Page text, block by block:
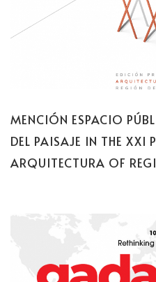
MENCIÓN ESPACIO
DEL PAISAJE IN THE XXI
ARQUITECTURA OF